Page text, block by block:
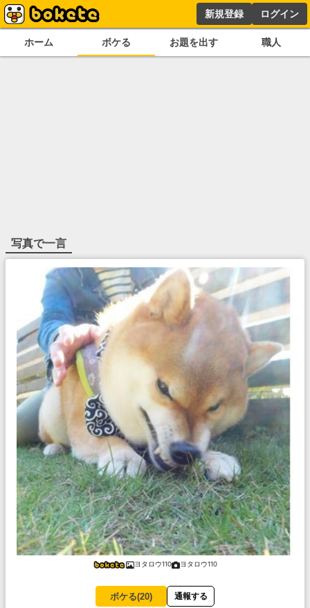
新規登録 ログイン
ホーム ボケる お題を出す 職人
写真で一言
ヨタロウ110 ヨタロウ110
ボケる(20) 通報する